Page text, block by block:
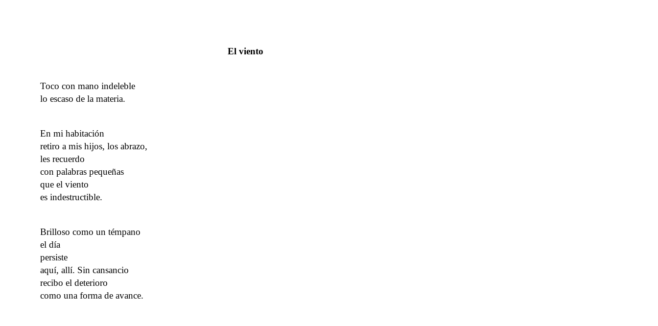
El viento
Toco con mano indeleble
lo escaso de la materia.
En mi habitación
retiro a mis hijos, los abrazo,
les recuerdo
con palabras pequeñas
que el viento
es indestructible.
Brilloso como un témpano
el día
persiste
aquí, allí. Sin cansancio
recibo el deterioro
como una forma de avance.